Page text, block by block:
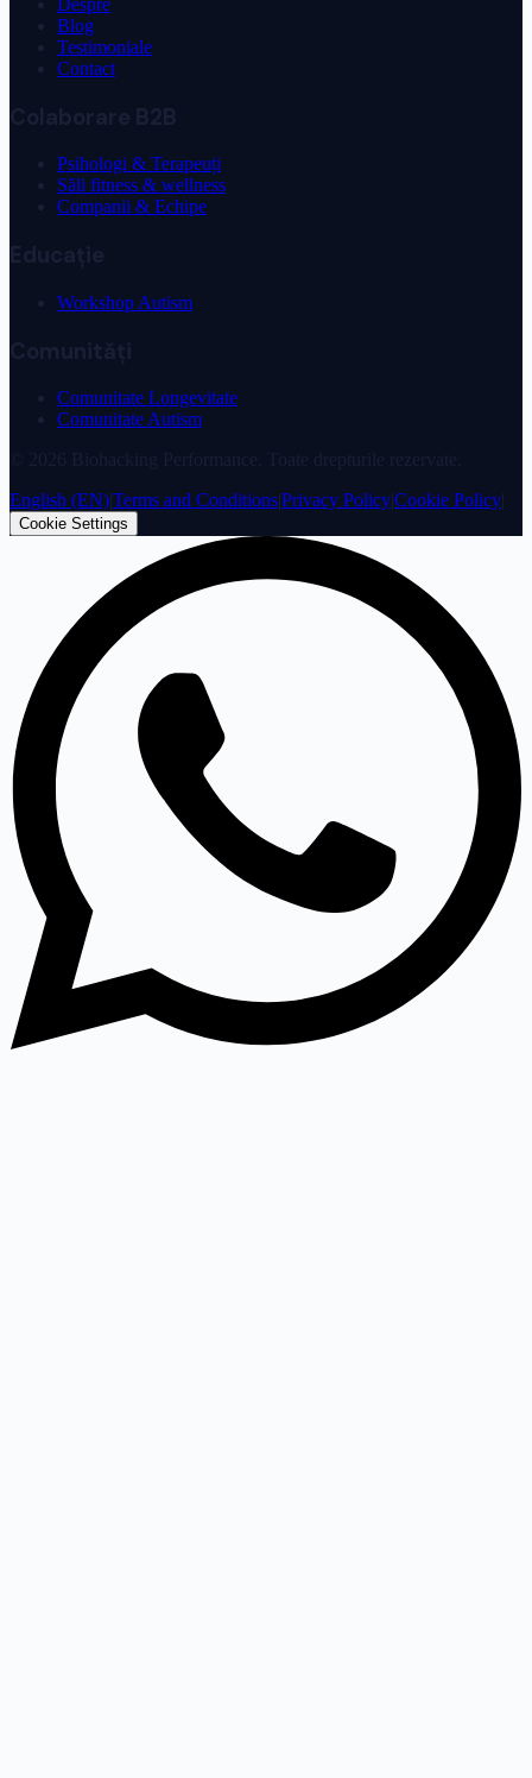
Despre
Blog
Testimoniale
Contact
Colaborare B2B
Psihologi & Terapeuți
Săli fitness & wellness
Companii & Echipe
Educație
Workshop Autism
Comunități
Comunitate Longevitate
Comunitate Autism
English (EN)Terms and ConditionsPrivacy PolicyCookie Policy
Cookie Settings